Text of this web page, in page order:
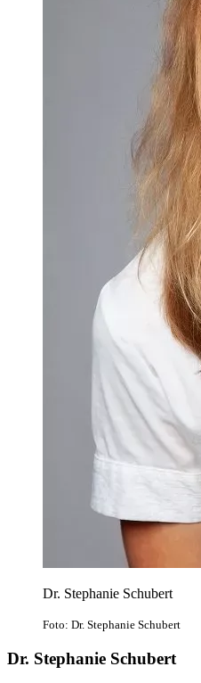
Dr. Stephanie Schubert
Foto: Dr. Stephanie Schubert
Dr. Stephanie Schubert